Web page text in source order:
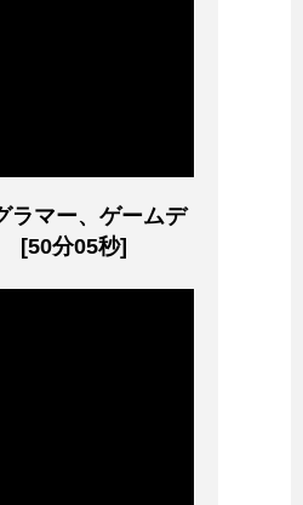
ラマー、ゲームデ
[50分05秒]